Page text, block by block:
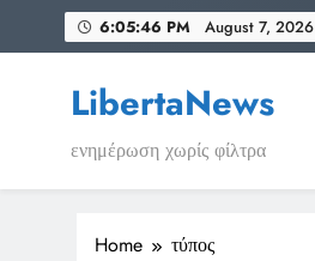
6:05:46 PM August 7, 2026
LibertaNews
ενημέρωση χωρίς φίλτρα
Home τύπος